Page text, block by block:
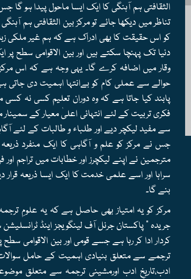
الثقافتی ہم آہنگی کا ایک ایسا ماحول پیدا ہو
تناظر میں دیکھا جائے تو مرکز بین الثقافتی ہم
کو اس حقیقت کا بھی ادراک ہے کہ ہم غیر ملکی
دنیا تک پہنچا سکتے ہیں اور بین الاقوامی سطح
وقار میں اضافہ کرے گا۔ یہی وجہ ہے کہ اس
حوالے سے عملی کام کو بےانتہا اہمیت دی جاتی
پابند کیا جاتا ہے کہ وہ دوران تعلیم کسی نہ
فکری تربیت کے لئے انتہائی اعلیٰ معیار کے سمینار
سے مفید لیکچر دیے اور طلباء و طالبات کے لئے
جس نے مرکز کو علم و آگاہی کا ایک منفرد ذریعہ
مترجمین نے اپنے لیکچرز اور خطابات میں تراجم
سراہا اور اسے علمی خدمت کا ایک ایسا ذریعہ
بنے گا۔
مرکز کو یہ امتیاز بھی حاصل ہے کہ یہ علومِ
جریدہ " پاکستان جرنل آف لینگویجز اینڈ
کردار ادا کر رہا ہے جسے قومی اور بین الاقوامی
ترجمے سے متعلق بنیادی اہمیت کے حامل
ادب،تاریخِ ادب اورمشینی ترجمہ سے متعلق